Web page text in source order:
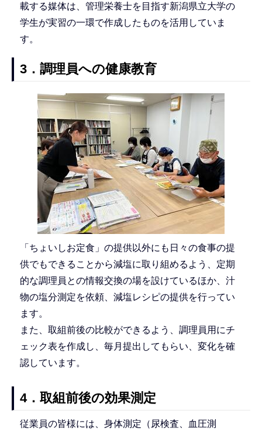
載する媒体は、管理栄養士を目指す新潟県立大学の
学生が実習の一環で作成したものを活用していま
す。
3．調理員への健康教育
「ちょいしお定食」の提供以外にも日々の食事の提
供でもできることから減塩に取り組めるよう、定期
的な調理員との情報交換の場を設けているほか、汁
物の塩分測定を依頼、減塩レシピの提供を行ってい
ます。
また、取組前後の比較ができるよう、調理員用にチ
ェック表を作成し、毎月提出してもらい、変化を確
認しています。
4．取組前後の効果測定
従業員の皆様には、身体測定（尿検査、血圧測